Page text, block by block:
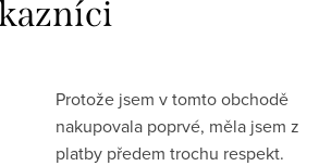
Protože jsem v tomto obchodě
nakupovala poprvé, měla jsem z
platby předem trochu respekt.